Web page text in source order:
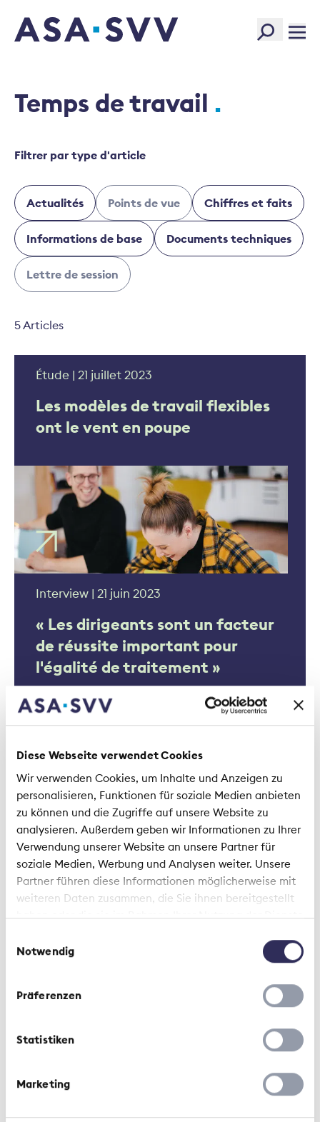
Diese Webseite verwendet Cookies
Wir verwenden Cookies, um Inhalte und Anzeigen zu
personalisieren, Funktionen für soziale Medien anbieten
zu können und die Zugriffe auf unsere Website zu
analysieren. Außerdem geben wir Informationen zu Ihrer
Verwendung unserer Website an unsere Partner für
soziale Medien, Werbung und Analysen weiter. Unsere
Partner führen diese Informationen möglicherweise mit
weiteren Daten zusammen, die Sie ihnen bereitgestellt
haben oder die sie im Rahmen Ihrer Nutzung der Dienste
Notwendig
Präferenzen
Statistiken
Marketing
SVV Logo
Temps de travail
Filtrer par type d'article
Actualités Points de vue Chiffres et faits
Informations de base Documents techniques
Lettre de session
5 Articles
Étude | 21 juillet 2023
Les modèles de travail flexibles
ont le vent en poupe
Interview | 21 juin 2023
« Les dirigeants sont un facteur
de réussite important pour
l'égalité de traitement »
Étude | 28 septembre 2021
La diversité de genre dans le
secteur de l’assurance : une
mutation se dessine
Recommandations | 1 août 2021
conditions d’engagement dans
l’assurance